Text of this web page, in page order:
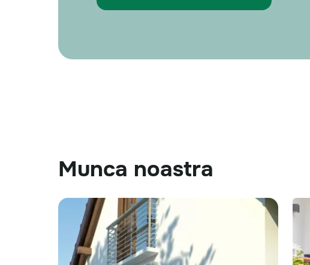
Munca noastra